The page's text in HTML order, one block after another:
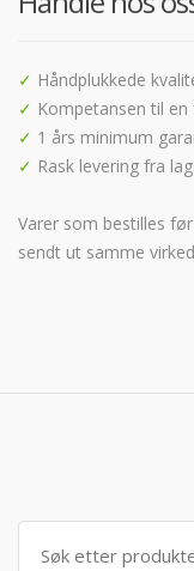
✓ Håndplukkede
✓ Kompetansen til en
✓ 1 års minimum
✓ Rask levering fra
Varer som bestilles
sendt ut samme
Søk
etter: